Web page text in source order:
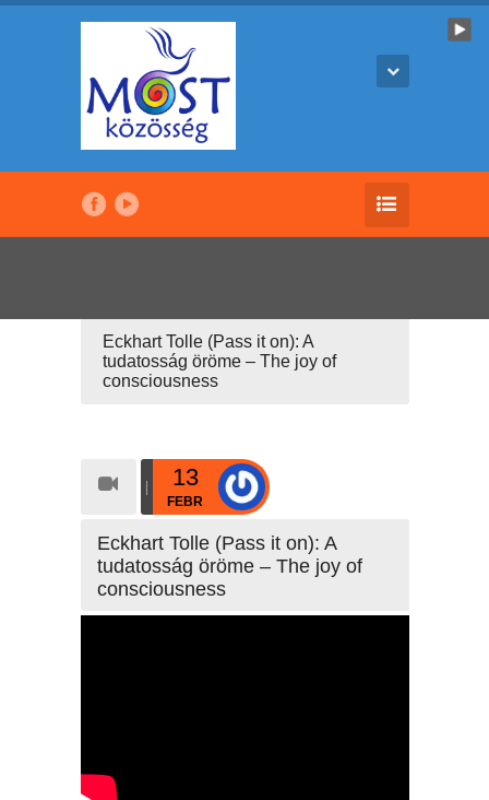
Eckhart Tolle (Pass it on): A
tudatosság öröme – The joy of
consciousness
13
FEBR
Eckhart Tolle (Pass it on): A
tudatosság öröme – The joy of
consciousness